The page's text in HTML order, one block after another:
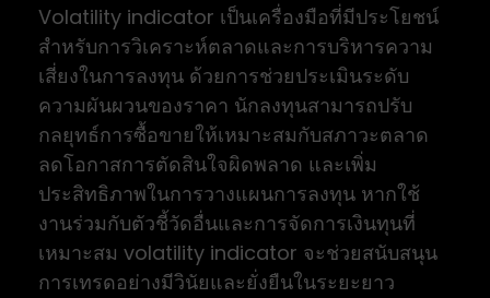
Volatility indicator เป็นเครื่องมือที่มีประโยชน์
สำหรับการวิเคราะห์ตลาดและการบริหารความ
เสี่ยงในการลงทุน ด้วยการช่วยประเมินระดับ
ความผันผวนของราคา นักลงทุนสามารถปรับ
กลยุทธ์การซื้อขายให้เหมาะสมกับสภาวะตลาด
ลดโอกาสการตัดสินใจผิดพลาด และเพิ่ม
ประสิทธิภาพในการวางแผนการลงทุน หากใช้
งานร่วมกับตัวชี้วัดอื่นและการจัดการเงินทุนที่
เหมาะสม volatility indicator จะช่วยสนับสนุน
การเทรดอย่างมีวินัยและยั่งยืนในระยะยาว